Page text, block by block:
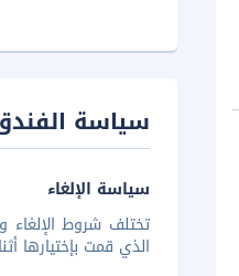
سياسة
سياسة الإلغاء
تختلف شروط الإلغاء
الذي قمت بإختيارها